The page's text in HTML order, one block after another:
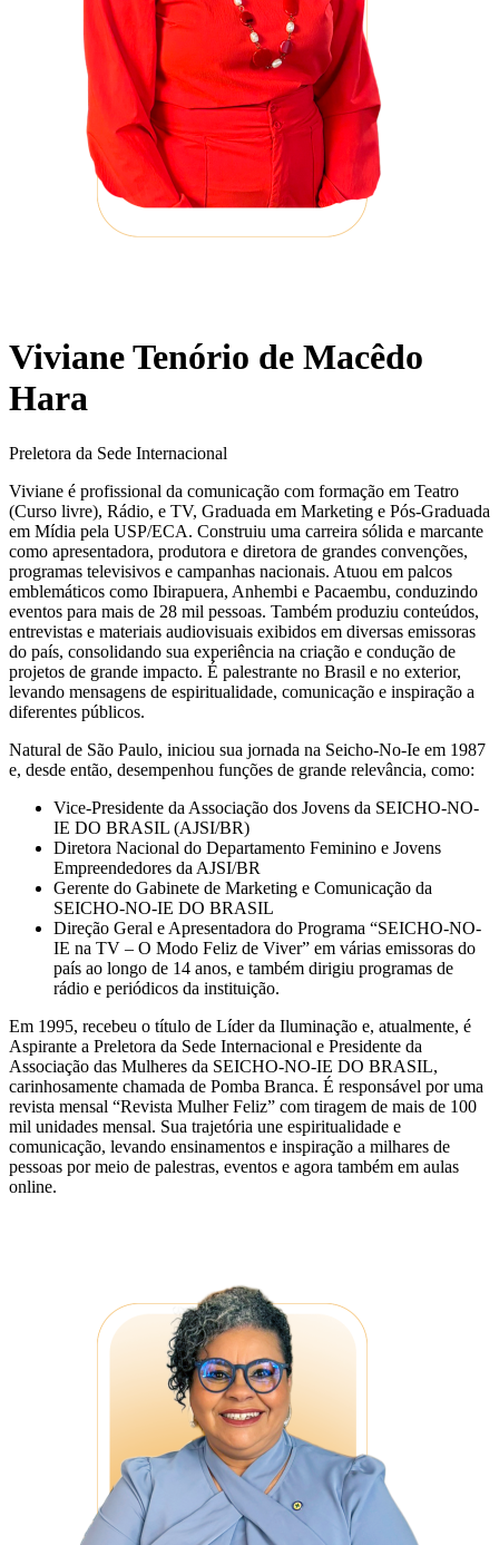
Viviane Tenório de Macêdo
Hara
Preletora da Sede Internacional
Viviane é profissional da comunicação com formação em Teatro
(Curso livre), Rádio, e TV, Graduada em Marketing e Pós-Graduada
em Mídia pela USP/ECA. Construiu uma carreira sólida e marcante
como apresentadora, produtora e diretora de grandes convenções,
programas televisivos e campanhas nacionais. Atuou em palcos
emblemáticos como Ibirapuera, Anhembi e Pacaembu, conduzindo
eventos para mais de 28 mil pessoas. Também produziu conteúdos,
entrevistas e materiais audiovisuais exibidos em diversas emissoras
do país, consolidando sua experiência na criação e condução de
projetos de grande impacto. É palestrante no Brasil e no exterior,
levando mensagens de espiritualidade, comunicação e inspiração a
diferentes públicos.
Natural de São Paulo, iniciou sua jornada na Seicho-No-Ie em 1987
e, desde então, desempenhou funções de grande relevância, como:
Vice-Presidente da Associação dos Jovens da SEICHO-NO-
IE DO BRASIL (AJSI/BR)
Diretora Nacional do Departamento Feminino e Jovens
Empreendedores da AJSI/BR
Gerente do Gabinete de Marketing e Comunicação da
SEICHO-NO-IE DO BRASIL
Direção Geral e Apresentadora do Programa “SEICHO-NO-
IE na TV – O Modo Feliz de Viver” em várias emissoras do
país ao longo de 14 anos, e também dirigiu programas de
rádio e periódicos da instituição.
Em 1995, recebeu o título de Líder da Iluminação e, atualmente, é
Aspirante a Preletora da Sede Internacional e Presidente da
Associação das Mulheres da SEICHO-NO-IE DO BRASIL,
carinhosamente chamada de Pomba Branca. É responsável por uma
revista mensal “Revista Mulher Feliz” com tiragem de mais de 100
mil unidades mensal. Sua trajetória une espiritualidade e
comunicação, levando ensinamentos e inspiração a milhares de
pessoas por meio de palestras, eventos e agora também em aulas
online.